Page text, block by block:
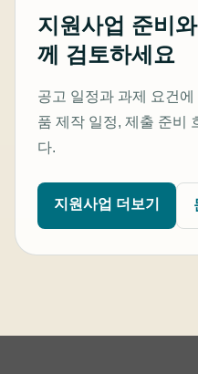
지원사업 준비
께 검토하세요
공고 일정과 과제 요건
품 제작 일정, 제출 준비
다.
지원사업 더보기